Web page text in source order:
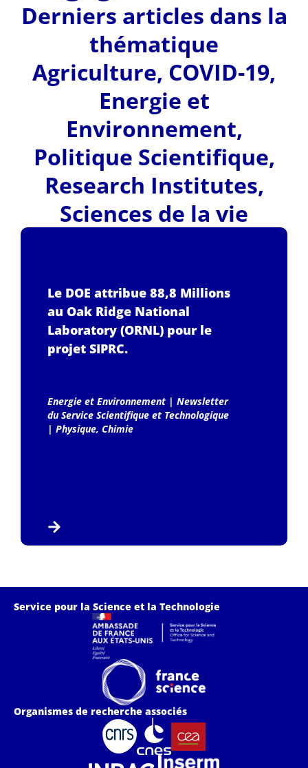
Derniers articles dans la
thématique
Agriculture, COVID-19,
Energie et
Environnement,
Politique Scientifique,
Research Institutes,
Sciences de la vie
Le DOE attribue 88,8 Millions
au Oak Ridge National
Laboratory (ORNL) pour le
projet SIPRC.
Energie et Environnement| Newsletter
du Service Scientifique et Technologique
| Physique, Chimie
Service pour la Science et la Technologie
Organismes de recherche associés